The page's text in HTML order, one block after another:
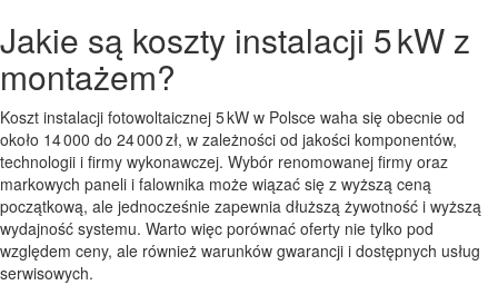
Jakie są koszty instalacji 5 kW z
montażem?
Koszt instalacji fotowoltaicznej 5 kW w Polsce waha się obecnie od
około 14 000 do 24 000 zł, w zależności od jakości komponentów,
technologii i firmy wykonawczej. Wybór renomowanej firmy oraz
markowych paneli i falownika może wiązać się z wyższą ceną
początkową, ale jednocześnie zapewnia dłuższą żywotność i wyższą
wydajność systemu. Warto więc porównać oferty nie tylko pod
względem ceny, ale również warunków gwarancji i dostępnych usług
serwisowych.